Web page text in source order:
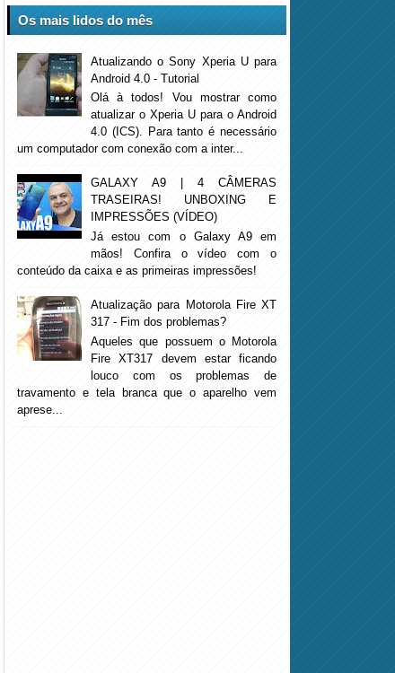
Os mais lidos do mês
Atualizando o Sony Xperia U para
Android 4.0 - Tutorial
Olá à todos! Vou mostrar como
atualizar o Xperia U para o Android
4.0 (ICS). Para tanto é necessário
um computador com conexão com a inter...
GALAXY A9 | 4 CÂMERAS
TRASEIRAS! UNBOXING E
IMPRESSÕES (VÍDEO)
Já estou com o Galaxy A9 em
mãos! Confira o vídeo com o
conteúdo da caixa e as primeiras impressões!
Atualização para Motorola Fire XT
317 - Fim dos problemas?
Aqueles que possuem o Motorola
Fire XT317 devem estar ficando
louco com os problemas de
travamento e tela branca que o aparelho vem
aprese...